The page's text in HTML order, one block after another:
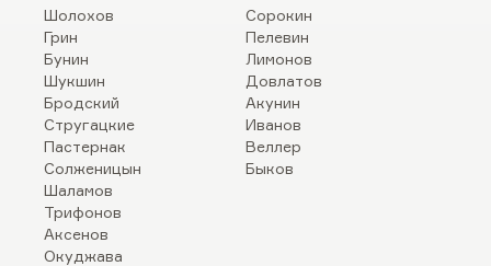
Шолохов
Грин
Бунин
Шукшин
Бродский
Стругацкие
Пастернак
Солженицын
Шаламов
Трифонов
Аксенов
Окуджава
Сорокин
Пелевин
Лимонов
Довлатов
Акунин
Иванов
Веллер
Быков